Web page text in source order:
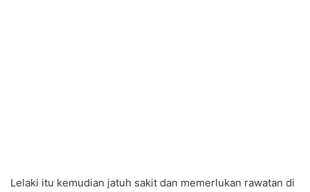
Lelaki itu kemudian jatuh sakit dan memerlukan rawatan di